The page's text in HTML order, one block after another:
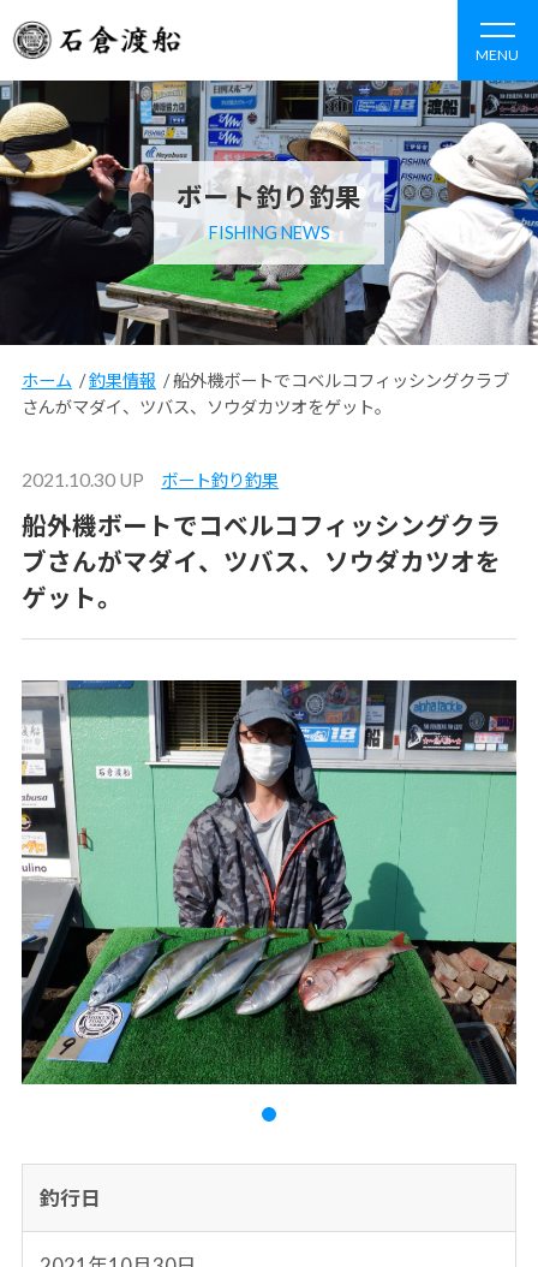
MENU
ボート釣り釣果
FISHING NEWS
ホーム /釣果情報 /船外機ボートでコベルコフィッシングクラブ
さんがマダイ、ツバス、ソウダカツオをゲット。
2021.10.30 UP ボート釣り釣果
船外機ボートでコベルコフィッシングクラ
ブさんがマダイ、ツバス、ソウダカツオを
ゲット。
釣行日